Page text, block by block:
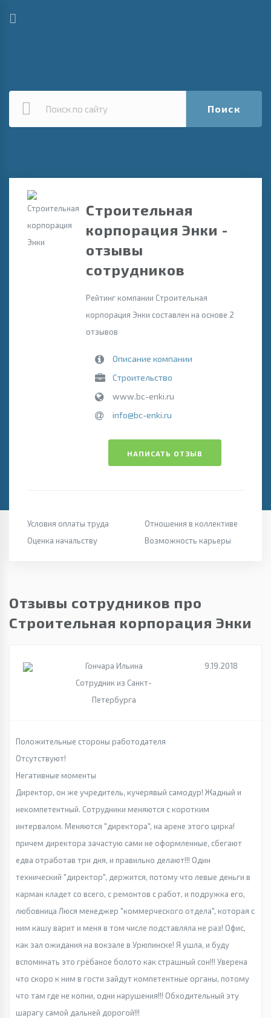
Поиск
Строительная
корпорация Энки -
отзывы
сотрудников
Рейтинг компании Строительная
корпорация Энки составлен на основе 2
отзывов
Описание компании
Строительство
www.bc-enki.ru
info@bc-enki.ru
НАПИСАТЬ ОТЗЫВ
Условия оплаты труда
Отношения в коллективе
Оценка начальству
Возможность карьеры
Отзывы сотрудников про
Строительная корпорация Энки
Гончара Ильина
Сотрудник из Санкт-
Петербурга
9.19.2018
Положительные стороны работодателя
Отсутствуют!
Негативные моменты
Директор, он же учредитель, кучерявый самодур! Жадный и
некомпетентный. Сотрудники меняются с коротким
интервалом. Меняются "директора", на арене этого цирка!
причем директора зачастую сами не оформленные, сбегают
едва отработав три дня, и правильно делают!!! Один
технический "директор", держится, потому что левые деньги в
карман кладет со всего, с ремонтов с работ, и подружка его,
любовница Люся менеджер "коммерческого отдела", которая с
ним кашу варит и меня в том числе подставляла не раз! Офис,
как зал ожидания на вокзале в Урюпинске! Я ушла, и буду
вспоминать это грёбаное болото как страшный сон!!! Уверена
что скоро к ним в гости зайдут компетентные органы, потому
что там где не копни, одни нарушения!!! Обходительный эту
шарагу самой дальней дорогой!!!